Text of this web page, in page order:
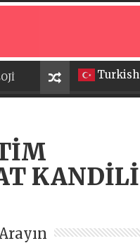
Turkish
KANDİLİ